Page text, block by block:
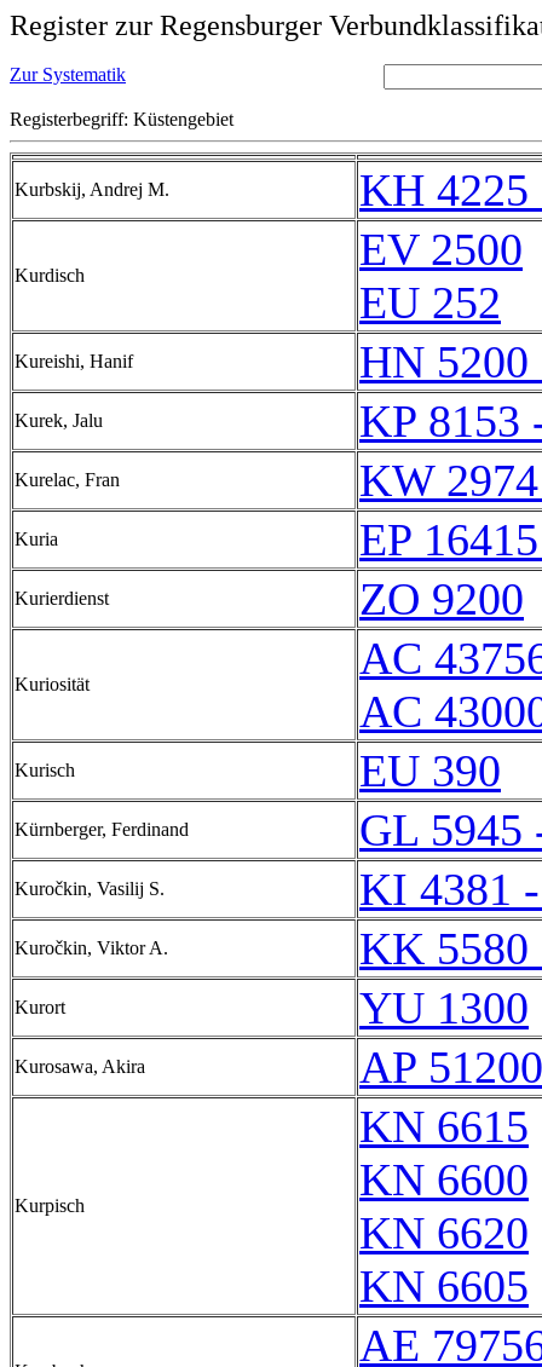
Register zur Regensburger
Zur Systematik
Registerbegriff: Küstengebiet
Kurbskij, Andrej M. KH
Kurdisch
EV 2500
EU 252
Kureishi, Hanif HN
Kurek, Jalu KP 8153
Kurelac, Fran KW
Kuria EP
Kurierdienst ZO 9200
Kuriosität
AC
AC
Kurisch EU 390
Kürnberger, Ferdinand GL 5945
Kuročkin, Vasilij S. KI 4381
Kuročkin, Viktor A. KK
Kurort YU 1300
Kurosawa, Akira AP 51200
Kurpisch
KN 6615
KN 6600
KN 6620
KN 6605
AE